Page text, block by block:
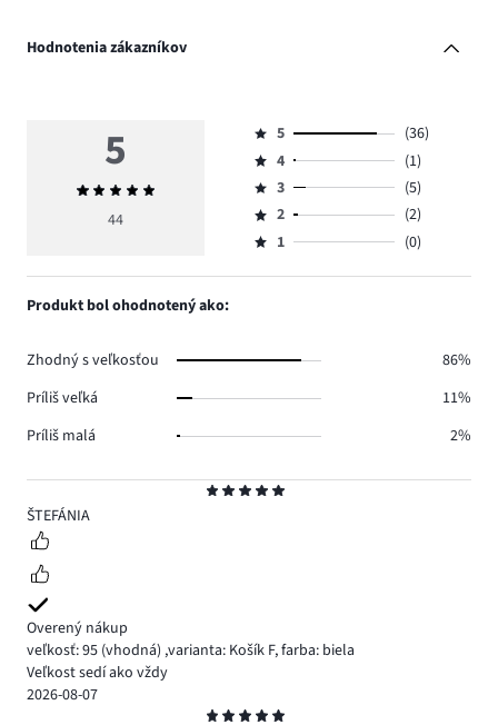
Hodnotenia zákazníkov
5
ŠTEFÁNIA
Overený nákup
veľkosť: 95 (vhodná) ,varianta: Košík F,farba: biela
Veľkost sedí ako vždy
2026-08-07
5
Priemerné
hodnotenie
44
Hodnotenie
5,
počet
hlasov
36.
5
(36)
Hodnotenie
4,
počet
hlasov
4
(1)
Hodnotenie
3,
počet
3
(5)
Hodnotenie
2,
2
(2)
Hodnotenie
1,
1 (0)
Produkt bol ohodnotený ako:
Zhodný s veľkosťou
86%
Príliš veľká
11%
Príliš malá
2%